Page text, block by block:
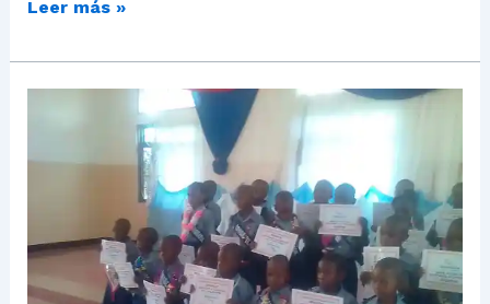
Leer más »
Mwanzugi